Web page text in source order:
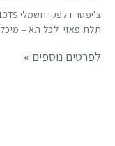
תלת פאזי לכל תא – מיכל 10 ליטר + מיכל עם ברז ריקון
לפרטים נוספים »